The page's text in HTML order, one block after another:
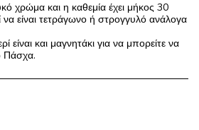
χρώμα και η καθεμία έχει μήκος 30
να είναι τετράγωνο ή στρογγυλό ανάλογα
είναι και μαγνητάκι για να μπορείτε να
Πάσχα.